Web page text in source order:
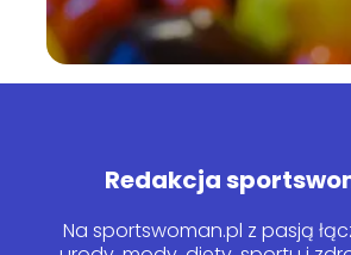
Redakcja
Na sportswoman.pl z pasją